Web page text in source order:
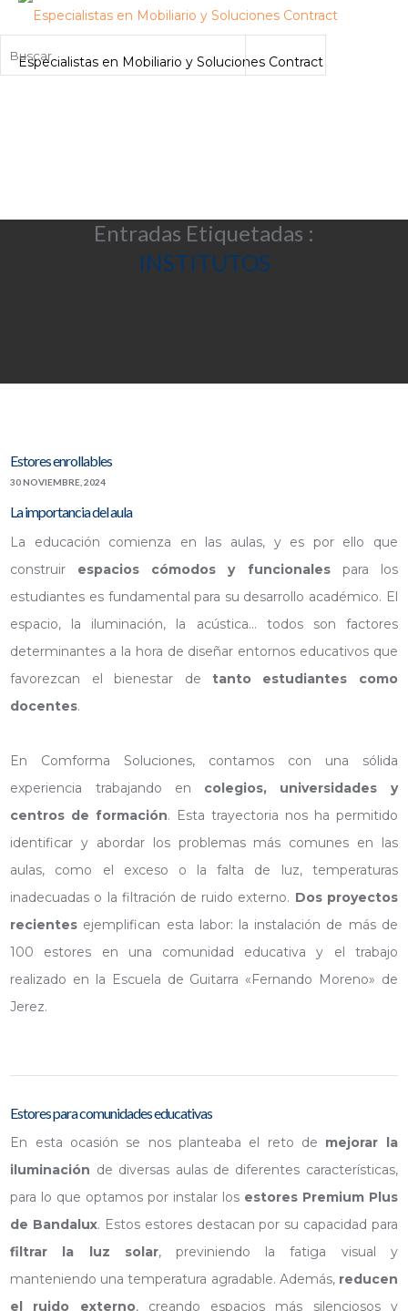
Especialistas en Mobiliario y Soluciones Contract
Entradas Etiquetadas :
INSTITUTOS
Estores enrollables
30 NOVIEMBRE, 2024
La importancia del aula
La educación comienza en las aulas, y es por ello que
construir espacios cómodos y funcionalespara los
estudiantes es fundamental para su desarrollo académico. El
espacio, la iluminación, la acústica… todos son factores
determinantes a la hora de diseñar entornos educativos que
favorezcan el bienestar de tanto estudiantes como
docentes.
En Comforma Soluciones, contamos con una sólida
experiencia trabajando en colegios, universidades y
centros de formación. Esta trayectoria nos ha permitido
identificar y abordar los problemas más comunes en las
aulas, como el exceso o la falta de luz, temperaturas
inadecuadas o la filtración de ruido externo. Dos proyectos
recientes ejemplifican esta labor: la instalación de más de
100 estores en una comunidad educativa y el trabajo
realizado en la Escuela de Guitarra «Fernando Moreno» de
Jerez.
Estores para comunidades educativas
En esta ocasión se nos planteaba el reto de mejorar la
iluminación de diversas aulas de diferentes características,
para lo que optamos por instalar los estores Premium Plus
de Bandalux. Estos estores destacan por su capacidad para
filtrar la luz solar, previniendo la fatiga visual y
manteniendo una temperatura agradable. Además, reducen
el ruido externo, creando espacios más silenciosos y